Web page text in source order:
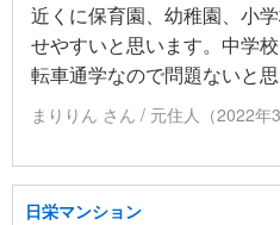
近くに保育園、幼稚園、小
せやすいと思います。中学
転車通学なので問題ないと思
まりりん さん / 元住人（2022年
日栄マンション